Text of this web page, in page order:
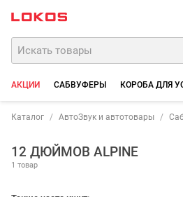
АКЦИИ САБВУФЕРЫ КОРОБА ДЛЯ
Каталог АвтоЗвук и автотовары
12 ДЮЙМОВ ALPINE
1 товар